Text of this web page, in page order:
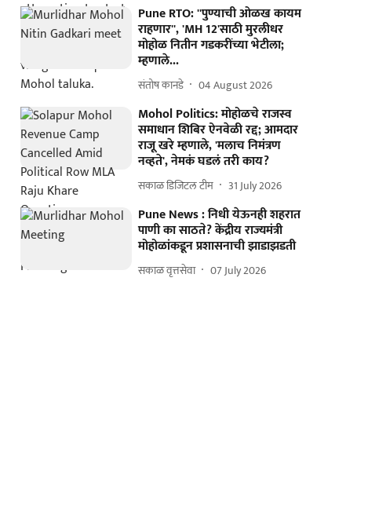
Pune RTO: ''पुण्याची ओळख कायम
राहणार'', 'MH 12'साठी मुरलीधर
मोहोळ नितीन गडकरींच्या भेटीला;
म्हणाले...
संतोष कानडे 04 August 2026
Mohol Politics: मोहोळचे राजस्व
समाधान शिबिर ऐनवेळी रद्द; आमदार
राजू खरे म्हणाले, 'मलाच निमंत्रण
नव्हते', नेमकं घडलं तरी काय?
सकाळ डिजिटल टीम 31 July 2026
Pune News : निधी येऊनही शहरात
पाणी का साठते? केंद्रीय राज्यमंत्री
मोहोळांकडून प्रशासनाची झाडाझडती
सकाळ वृत्तसेवा 07 July 2026